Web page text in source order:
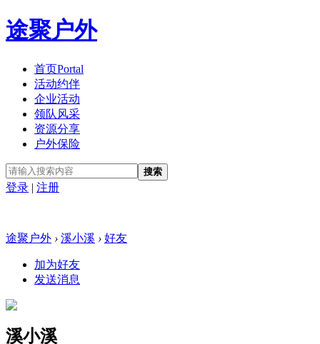
途聚户外
首页Portal
活动约伴
企业活动
领队风采
资源分享
户外保险
搜索
登录 | 注册
途聚户外 › 溪小溪 › 好友
加为好友
发送消息
溪小溪